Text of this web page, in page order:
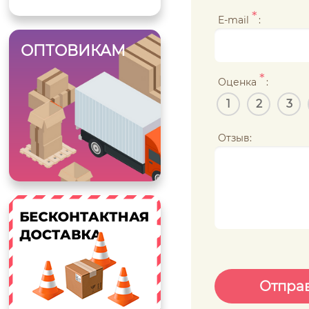
ОПТОВИКАМ
E-mail * :
Оценка * :
1 2 3
Отзыв: